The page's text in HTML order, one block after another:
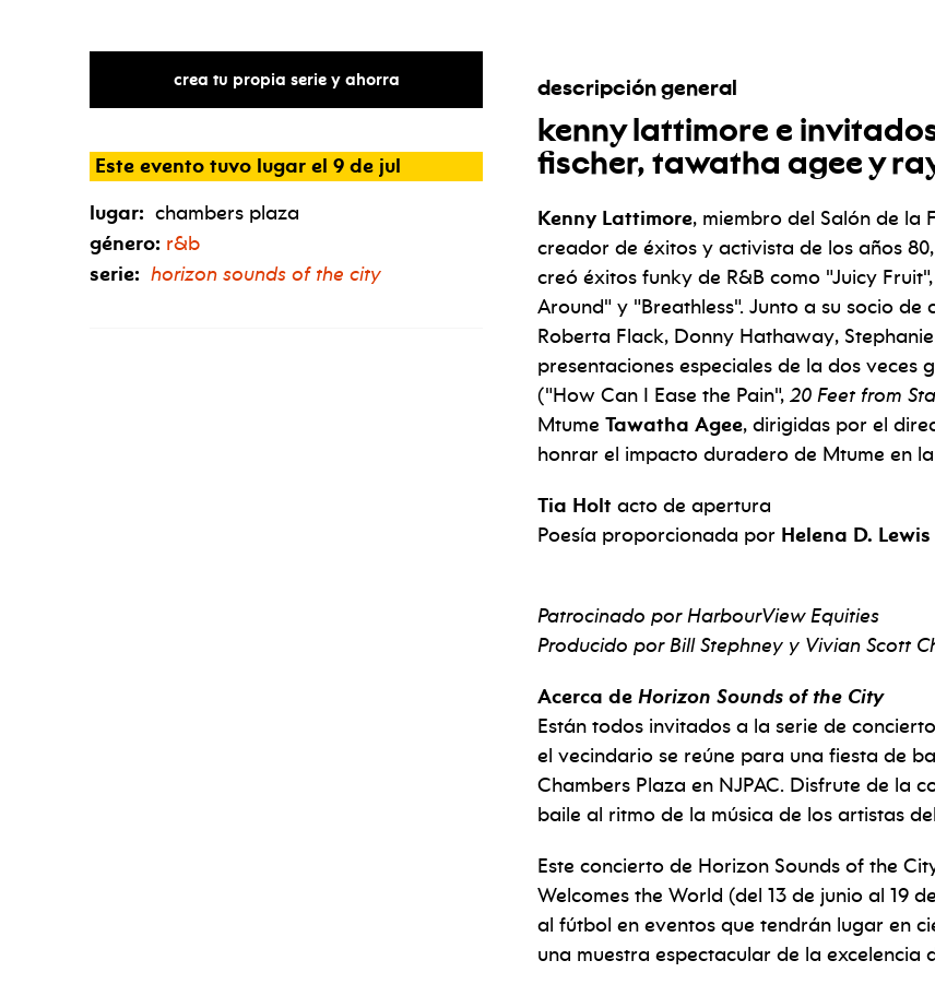
crea tu propia serie y ahorra
Este evento tuvo lugar el 9 de jul
lugar: chambers plaza
género: r&b
serie: horizon sounds of the city
descripción general
kenny lattimore e
fischer, tawatha agee y
Kenny Lattimore, miembro del Salón de la
creador de éxitos y activista de los años
creó éxitos funky de R&B como "Juicy
Around" y "Breathless". Junto a su socio
Roberta Flack, Donny Hathaway,
presentaciones especiales de la dos veces
("How Can I Ease the Pain", 20 Feet from
Mtume Tawatha Agee, dirigidas por el
honrar el impacto duradero de Mtume en
Tia Holt acto de apertura
Poesía proporcionada por Helena D. Lewis
Patrocinado por HarbourView Equities
Producido por Bill Stephney y Vivian Scott
Acerca de Horizon Sounds of the City
Están todos invitados a la serie de
el vecindario se reúne para una fiesta de
Chambers Plaza en NJPAC. Disfrute de la
baile al ritmo de la música de los artistas
Este concierto de Horizon Sounds of the
Welcomes the World (del 13 de junio al 19
al fútbol en eventos que tendrán lugar en
una muestra espectacular de la